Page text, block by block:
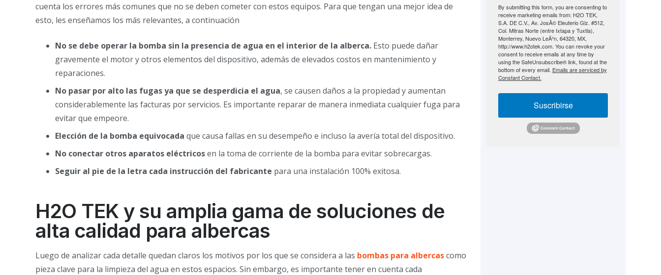
cuenta los errores más comunes que no se deben cometer con estos equipos. Para que tengan una mejor idea de
esto, les enseñamos los más relevantes, a continuación
No se debe operar la bomba sin la presencia de agua en el interior de la alberca. Esto puede dañar
gravemente el motor y otros elementos del dispositivo, además de elevados costos en mantenimiento y
reparaciones.
No pasar por alto las fugas ya que se desperdicia el agua, se causen daños a la propiedad y aumentan
considerablemente las facturas por servicios. Es importante reparar de manera inmediata cualquier fuga para
evitar que empeore.
Elección de la bomba equivocada que causa fallas en su desempeño e incluso la avería total del dispositivo.
No conectar otros aparatos eléctricosen la toma de corriente de la bomba para evitar sobrecargas.
Seguir al pie de la letra cada instrucción del fabricante para una instalación 100% exitosa.
H2O TEK y su amplia gama de soluciones de
alta calidad para albercas
Luego de analizar cada detalle quedan claros los motivos por los que se considera a las bombas para albercascomo
pieza clave para la limpieza del agua en estos espacios. Sin embargo, es importante tener en cuenta cada
By submitting this form, you are consenting to
receive marketing emails from: H2O TEK,
S.A. DE C.V., Av. JosÃ© Eleuterio Glz. #512,
Col. Mitras Norte (entre Ixtapa y Tuxtla),
Monterrey, Nuevo LeÃ³n, 64320, MX,
http://www.h2otek.com. You can revoke your
consent to receive emails at any time by
using the SafeUnsubscribe® link, found at the
bottom of every email. Emails are serviced by
Constant Contact.
Suscribirse